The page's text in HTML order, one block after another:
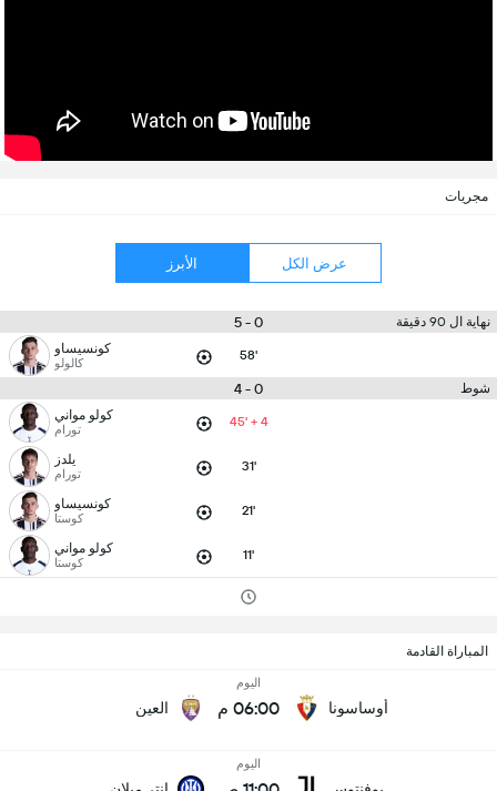
مجريات
عرض الكل الأبرز
نهاية ال 90 دقيقة 0 - 5
58' كونسيساو
كالولو
شوط 0 - 4
45' + 4 كولو مواني
تورام
31' يلدز
تورام
21' كونسيساو
كوستا
11' كولو مواني
كوستا
المباراة القادمة
أوساسونا
اليوم
06:00 م العين
اليوم